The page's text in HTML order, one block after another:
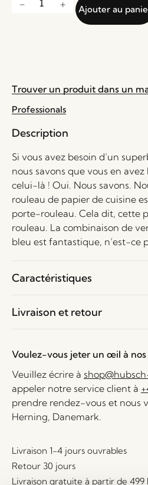
Ajouter au
Trouver un produit dans un
Professionals
Description
Si vous avez besoin d’un
nous savons que vous en avez
celui-là ! Oui. Nous savons.
rouleau de papier de cuisine
porte-rouleau. Cela dit, cette
rouleau. La combinaison de
bleu est fantastique, n’est-ce
Caractéristiques
Livraison et retour
Voulez-vous jeter un œil à nos
Veuillez écrire à
appeler notre service client à
prendre rendez-vous et nous
Herning, Danemark.
Livraison 1-4 jours ouvrables
Retour 30 jours
Livraison gratuite à partir de 499